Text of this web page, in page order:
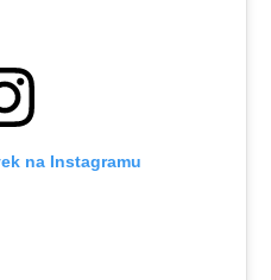
na Instagramu